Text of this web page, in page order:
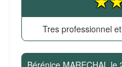
Tres professionnel
Bérénice MARECHAL le